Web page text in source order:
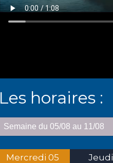
Les horaires :
Mercredi 05 Jeudi